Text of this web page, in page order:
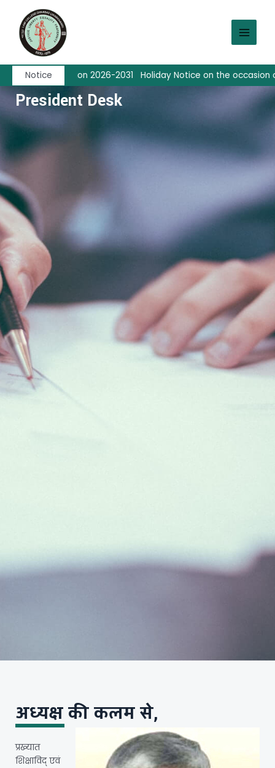
content
MENU
NoticeSession 2026-2031 Holiday Notice on the occasion of
President Desk
अध्यक्ष की कलम से,
प्रख्यात
शिक्षाविद् एवं